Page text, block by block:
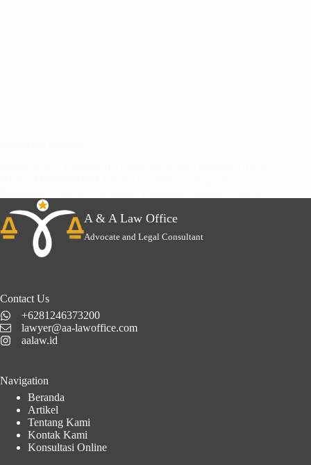
menyediakan…
A & A Law Office
Advocate and Legal Consultant
Contact Us
+6281246373200
lawyer@aa-lawoffice.com
aalaw.id
Navigation
Beranda
Artikel
Tentang Kami
Kontak Kami
Konsultasi Online